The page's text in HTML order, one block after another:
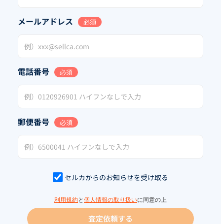
メールアドレス 必須
電話番号 必須
郵便番号 必須
セルカからのお知らせを受け取る
利用規約と 個人情報の取り扱いに同意の上
査定依頼する